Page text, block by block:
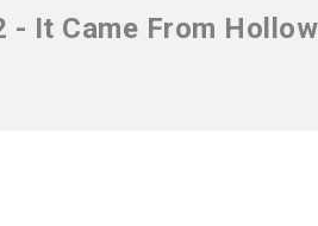
- It Came From